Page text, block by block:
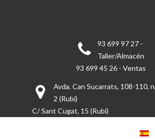
93 699 97 27 -
Taller/Almacén
93 699 45 26 - Ventas
Avda. Can Sucarrats, 108-110,
2 (Rubí)
C/ Sant Cugat, 15 (Rubí)